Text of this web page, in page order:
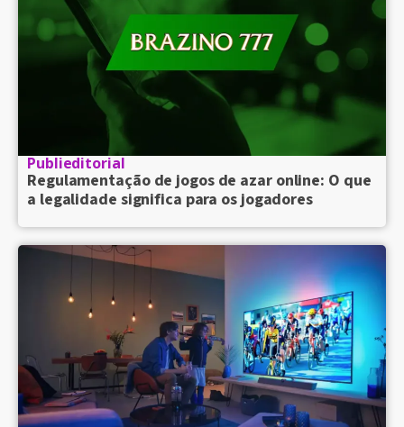
Publieditorial
Regulamentação de jogos de azar online: O que
a legalidade significa para os jogadores